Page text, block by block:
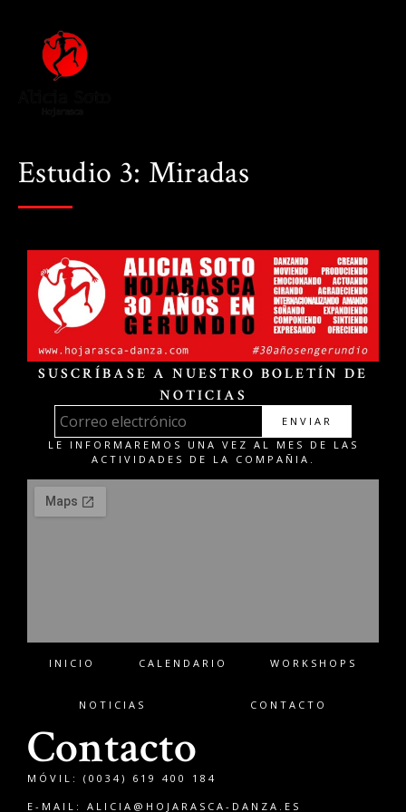
Estudio 3: Miradas
SUSCRÍBASE A NUESTRO BOLETÍN DE
NOTICIAS
ENVIAR
LE INFORMAREMOS UNA VEZ AL MES DE LAS
ACTIVIDADES DE LA COMPAÑIA.
INICIO CALENDARIO WORKSHOPS
NOTICIAS CONTACTO
Contacto
MÓVIL: (0034) 619 400 184
E-MAIL: ALICIA@HOJARASCA-DANZA.ES